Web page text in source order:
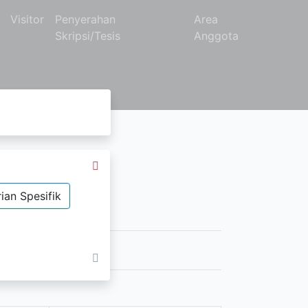
Visitor
Penyerahan
Skripsi/Tesis
Area
Anggota
Spesifik